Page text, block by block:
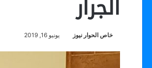
الجرار
خاص الحوار نيوز يونيو 16, 2019